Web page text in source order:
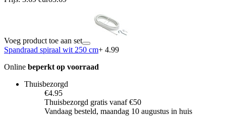
Voeg product toe aan set
Spandraad spiraal wit 250 cm+ 4.99
Online beperkt op voorraad
Thuisbezorgd
€4.95
Thuisbezorgd gratis vanaf €50
Vandaag besteld, maandag 10 augustus in huis